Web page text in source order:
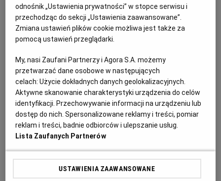
Masz problemy z płynnością w firmie?
Skorzystaj z ulg w ZUS-ie
ZUS
21 czerwca 2026 | 11:34
odnośnik „Ustawienia prywatności” w stopce serwisu i
przechodząc do sekcji „Ustawienia zaawansowane”.
Zmiana ustawień plików cookie możliwa jest także za
pomocą ustawień przeglądarki.
My, nasi Zaufani Partnerzy i Agora S.A. możemy
przetwarzać dane osobowe w następujących
celach:Użycie dokładnych danych geolokalizacyjnych.
Aktywne skanowanie charakterystyki urządzenia do celów
identyfikacji. Przechowywanie informacji na urządzeniu lub
dostęp do nich. Spersonalizowane reklamy i treści, pomiar
reklam i treści, badnie odbiorców i ulepszanie usług.
Lista Zaufanych Partnerów
USTAWIENIA ZAAWANSOWANE